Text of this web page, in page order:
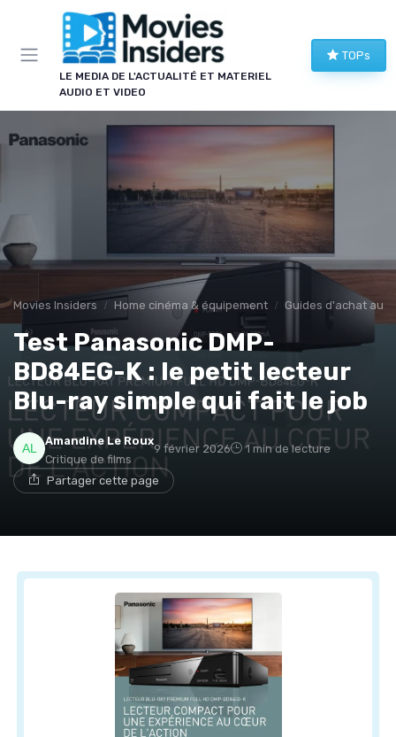
LE MEDIA DE L'ACTUALITÉ ET MATERIEL
AUDIO ET VIDEO
TOPs
Movies Insiders Home cinéma & équipement Guides d'achat
Test Panasonic DMP-
BD84EG-K : le petit lecteur
Blu-ray simple qui fait le job
Amandine Le Roux
Critique de films
9 février 2026 1 min de lecture
Partager cette page
Panneau de gestion des cookies